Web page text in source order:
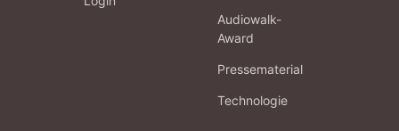
Audiowalk-
Award
Pressematerial
Technologie